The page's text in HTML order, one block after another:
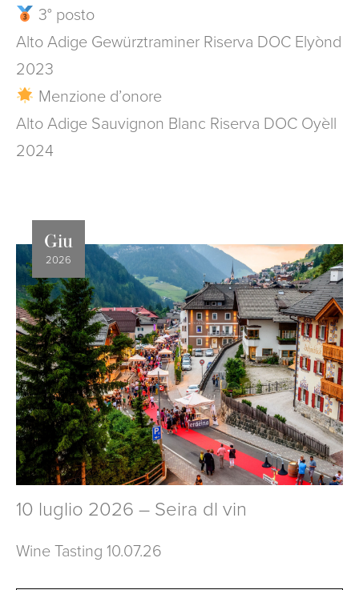
3° posto
Alto Adige Gewürztraminer Riserva DOC Elyònd
2023
Menzione d’onore
Alto Adige Sauvignon Blanc Riserva DOC Oyèll
2024
Giu
2026
10 luglio 2026 – Seira dl vin
Wine Tasting 10.07.26